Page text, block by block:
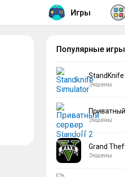
Игры
Популярные игры
StandKnife
Экшены
Экшены
Экшены